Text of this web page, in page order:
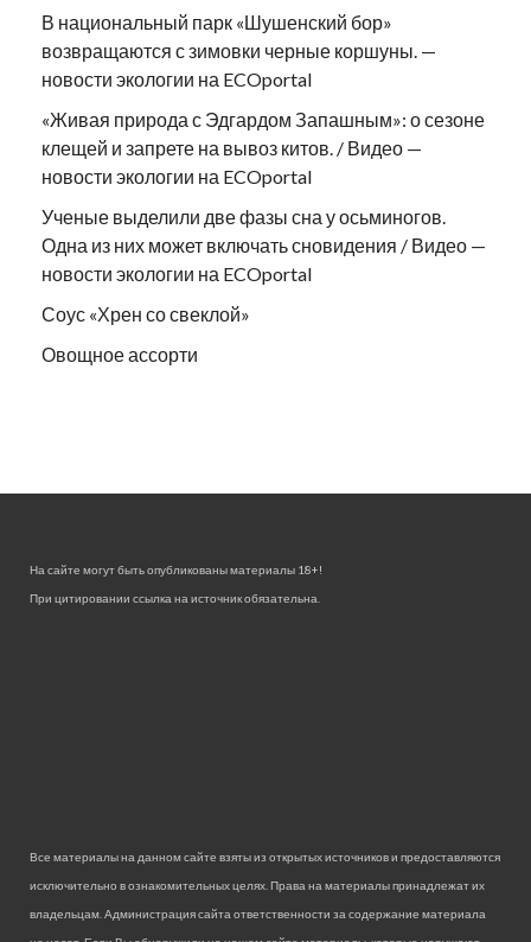
В национальный парк «Шушенский бор»
возвращаются с зимовки черные коршуны. —
новости экологии на ECOportal
«Живая природа с Эдгардом Запашным»: о сезоне
клещей и запрете на вывоз китов. / Видео —
новости экологии на ECOportal
Ученые выделили две фазы сна у осьминогов.
Одна из них может включать сновидения / Видео —
новости экологии на ECOportal
Соус «Хрен со свеклой»
Овощное ассорти
На сайте могут быть опубликованы материалы 18+!
При цитировании ссылка на источник обязательна.
Все материалы на данном сайте взяты из открытых источников и предоставляются
исключительно в ознакомительных целях. Права на материалы принадлежат их
владельцам. Администрация сайта ответственности за содержание материала